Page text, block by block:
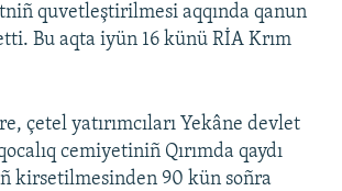
quvetleştirilmesi aqqında qanun
Bu aqta iyün 16 künü RİA Krım
çetel yatırımcıları Yekâne devlet
cemiyetiniñ Qırımda qaydı
kirsetilmesinden 90 kün soñra